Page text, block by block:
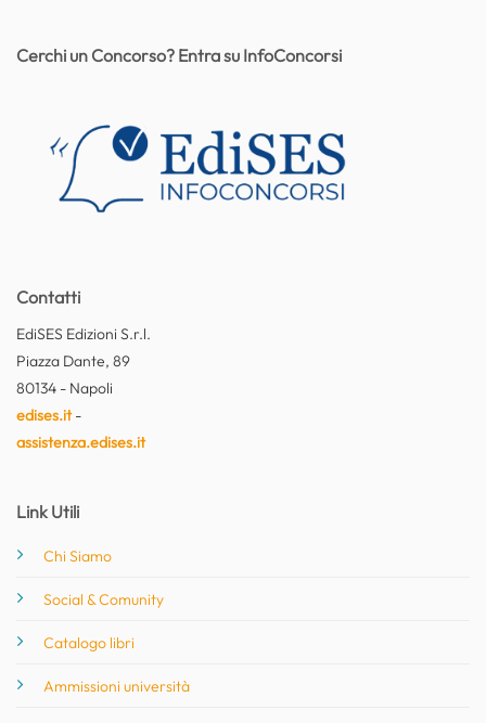
Contatti
EdiSES Edizioni S.r.l.
Piazza Dante, 89
80134 - Napoli
edises.it-
assistenza.edises.it
Link Utili
Chi Siamo
Social & Comunity
Catalogo libri
Ammissioni università
Cerchi un Concorso? Entra su InfoConcorsi